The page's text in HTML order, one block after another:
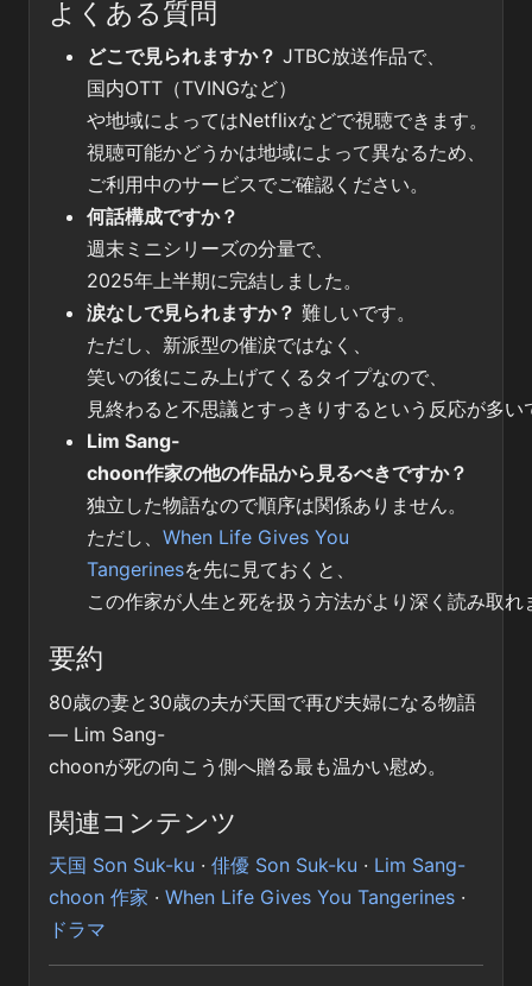
よくある質問
どこで見られますか？ JTBC放送作品で、
国内OTT（TVINGなど）
や地域によってはNetflixなどで視聴できます。
視聴可能かどうかは地域によって異なるため、
ご利用中のサービスでご確認ください。
何話構成ですか？
週末ミニシリーズの分量で、
2025年上半期に完結しました。
涙なしで見られますか？ 難しいです。
ただし、新派型の催涙ではなく、
笑いの後にこみ上げてくるタイプなので、
見終わると不思議とすっきりするという反応が多い
Lim Sang-
choon作家の他の作品から見るべきですか？
独立した物語なので順序は関係ありません。
ただし、 When Life Gives You
Tangerinesを先に見ておくと、
この作家が人生と死を扱う方法がより深く読み取れ
要約
80歳の妻と30歳の夫が天国で再び夫婦になる物語
— Lim Sang-
choonが死の向こう側へ贈る最も温かい慰め。
関連コンテンツ
天国 Son Suk-ku · 俳優 Son Suk-ku · Lim Sang-
choon 作家 · When Life Gives You Tangerines ·
ドラマ